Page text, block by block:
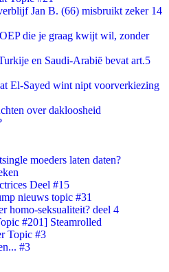
Jan B. (66) misbruikt zeker 14
die je graag kwijt wil, zonder
en Saudi-Arabië bevat art.5
El-Sayed wint nipt voorverkiezing
over dakloosheid
moeders laten daten?
Deel #15
nieuws topic #31
homo-seksualiteit? deel 4
#201] Steamrolled
Topic #3
#3